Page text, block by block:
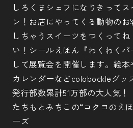
しろくまシェフになりきって
ン！お店にやってくる動物の
しちゃうスイーツをつくって
い！シールえほん『わくわく
して展覧会を開催します。絵本
カレンダーなどcolobockleグッ
発行部数累計51万部の大人気！
たちもとみちこの“コクヨのえ
ーズ